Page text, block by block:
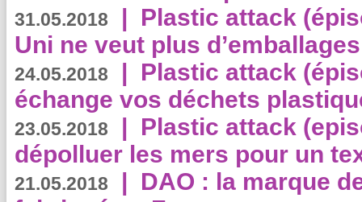
31.05.2018 | Plastic attack
Uni ne veut plus
24.05.2018 | Plastic attack
échange vos déchets
23.05.2018 | Plastic attack
dépolluer les mers pour un
21.05.2018 | DAO : la marque